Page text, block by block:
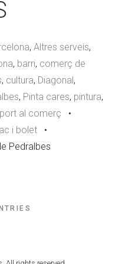
, Altres serveis,
, barri, comerç de
, cultura, Diagonal,
, Pinta cares, pintura,
al comerç •
i bolet •
Pedralbes